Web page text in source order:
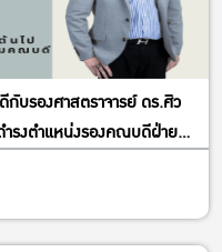
บรองศาสตราจารย์ ดร.ศิว
ำรงตำแหน่งรองคณบดีฝ่าย